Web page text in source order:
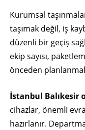
Kurumsal
taşımak değil, iş
düzenli bir geçiş
ekip sayısı,
önceden
İstanbul Balıkesir
cihazlar, önemli
hazırlanır.